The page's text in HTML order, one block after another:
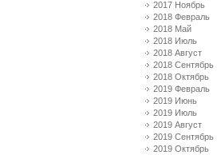
2017 Ноябрь
2018 Февраль
2018 Май
2018 Июль
2018 Август
2018 Сентябрь
2018 Октябрь
2019 Февраль
2019 Июнь
2019 Июль
2019 Август
2019 Сентябрь
2019 Октябрь